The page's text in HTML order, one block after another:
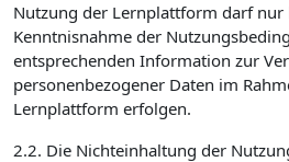
Nutzung der Lernplattform darf nur
Kenntnisnahme der
entsprechenden Information zur
personenbezogener Daten im
Lernplattform erfolgen.
2.2. Die Nichteinhaltung der